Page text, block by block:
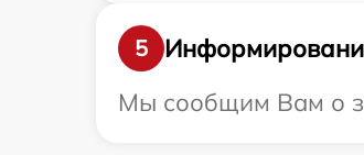
5
Мы сообщим Вам о